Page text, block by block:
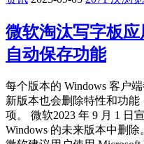
微软淘汰写字板
自动保存功能
每个版本的 Windows 客户
新版本也会删除特性和功
项。 微软2023 年 9 月 1 日
Windows 的未来版本中删除